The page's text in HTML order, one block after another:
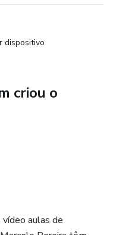
dispositivo
criou o
vídeo aulas de